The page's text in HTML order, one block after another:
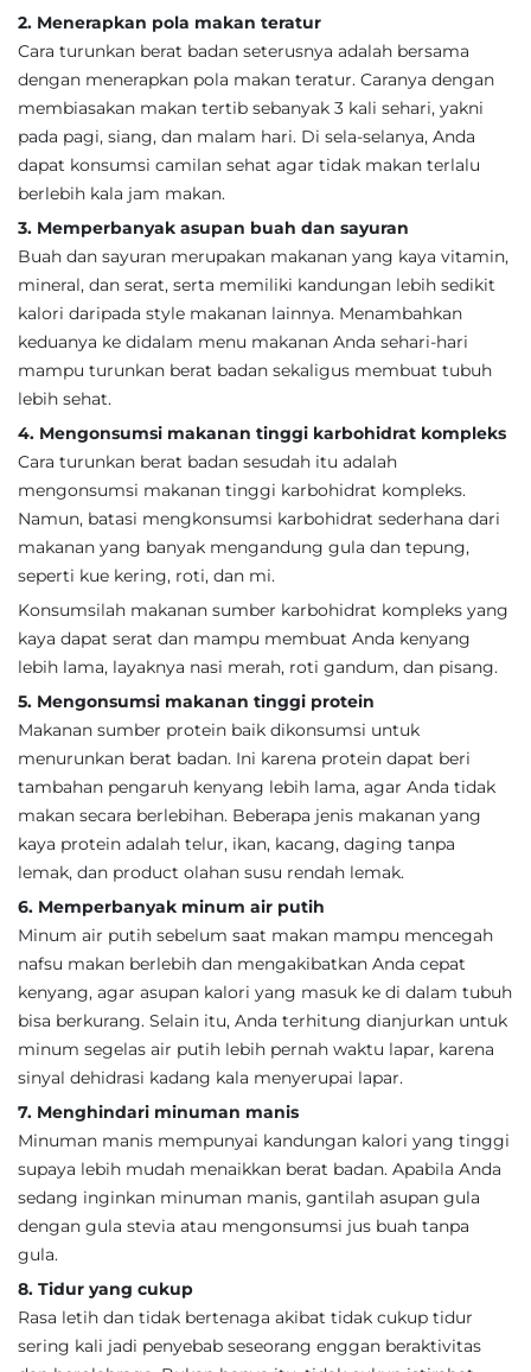
2. Menerapkan pola makan teratur
Cara turunkan berat badan seterusnya adalah bersama
dengan menerapkan pola makan teratur. Caranya dengan
membiasakan makan tertib sebanyak 3 kali sehari, yakni
pada pagi, siang, dan malam hari. Di sela-selanya, Anda
dapat konsumsi camilan sehat agar tidak makan terlalu
berlebih kala jam makan.
3. Memperbanyak asupan buah dan sayuran
Buah dan sayuran merupakan makanan yang kaya vitamin,
mineral, dan serat, serta memiliki kandungan lebih sedikit
kalori daripada style makanan lainnya. Menambahkan
keduanya ke didalam menu makanan Anda sehari-hari
mampu turunkan berat badan sekaligus membuat tubuh
lebih sehat.
4. Mengonsumsi makanan tinggi karbohidrat kompleks
Cara turunkan berat badan sesudah itu adalah
mengonsumsi makanan tinggi karbohidrat kompleks.
Namun, batasi mengkonsumsi karbohidrat sederhana dari
makanan yang banyak mengandung gula dan tepung,
seperti kue kering, roti, dan mi.
Konsumsilah makanan sumber karbohidrat kompleks yang
kaya dapat serat dan mampu membuat Anda kenyang
lebih lama, layaknya nasi merah, roti gandum, dan pisang.
5. Mengonsumsi makanan tinggi protein
Makanan sumber protein baik dikonsumsi untuk
menurunkan berat badan. Ini karena protein dapat beri
tambahan pengaruh kenyang lebih lama, agar Anda tidak
makan secara berlebihan. Beberapa jenis makanan yang
kaya protein adalah telur, ikan, kacang, daging tanpa
lemak, dan product olahan susu rendah lemak.
6. Memperbanyak minum air putih
Minum air putih sebelum saat makan mampu mencegah
nafsu makan berlebih dan mengakibatkan Anda cepat
kenyang, agar asupan kalori yang masuk ke di dalam tubuh
bisa berkurang. Selain itu, Anda terhitung dianjurkan untuk
minum segelas air putih lebih pernah waktu lapar, karena
sinyal dehidrasi kadang kala menyerupai lapar.
7. Menghindari minuman manis
Minuman manis mempunyai kandungan kalori yang tinggi
supaya lebih mudah menaikkan berat badan. Apabila Anda
sedang inginkan minuman manis, gantilah asupan gula
dengan gula stevia atau mengonsumsi jus buah tanpa
gula.
8. Tidur yang cukup
Rasa letih dan tidak bertenaga akibat tidak cukup tidur
sering kali jadi penyebab seseorang enggan beraktivitas